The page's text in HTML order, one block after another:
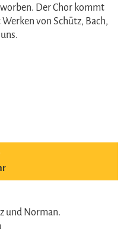
Der Chor kommt
von Schütz, Bach,
und Norman.